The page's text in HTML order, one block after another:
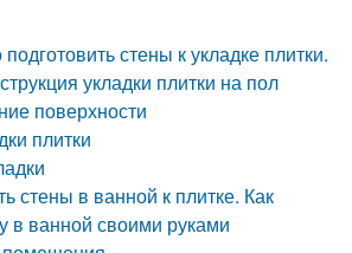
стены к укладке плитки.
укладки плитки на пол
поверхности
плитки
стены в ванной к плитке. Как
в ванной своими руками